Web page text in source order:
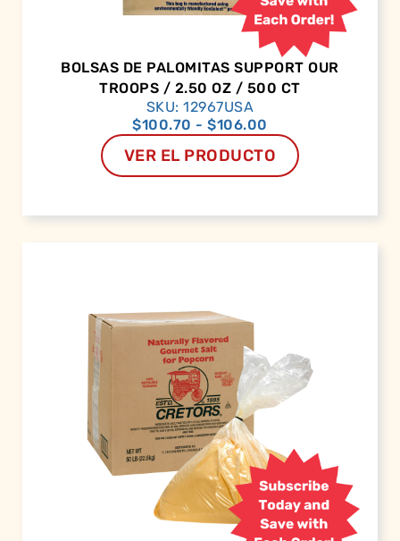
BOLSAS DE PALOMITAS SUPPORT OUR
TROOPS / 2.50 OZ / 500 CT
SKU: 12967USA
$100.70 - $106.00
VER EL PRODUCTO